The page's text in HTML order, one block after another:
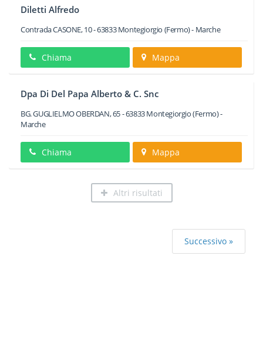
Diletti Alfredo
Contrada CASONE, 10-63833 Montegiorgio (Fermo) - Marche
Chiama Mappa
Dpa Di Del Papa Alberto & C. Snc
BG. GUGLIELMO OBERDAN, 65-63833Montegiorgio(Fermo) -
Marche
Chiama Mappa
Altri risultati
Successivo »